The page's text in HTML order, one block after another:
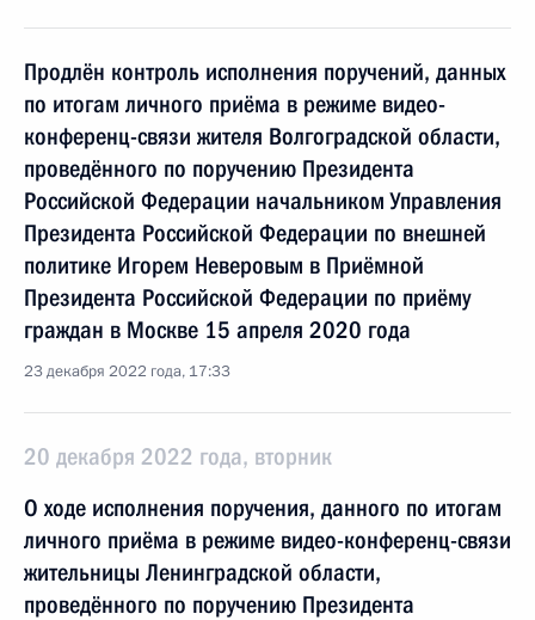
Продлён контроль исполнения поручений, данных
по итогам личного приёма в режиме видео-
конференц-связи жителя Волгоградской области,
проведённого по поручению Президента
Российской Федерации начальником Управления
Президента Российской Федерации по внешней
политике Игорем Неверовым в Приёмной
Президента Российской Федерации по приёму
граждан в Москве 15 апреля 2020 года
23 декабря 2022 года, 17:33
20 декабря 2022 года, вторник
О ходе исполнения поручения, данного по итогам
личного приёма в режиме видео-конференц-связи
жительницы Ленинградской области,
проведённого по поручению Президента